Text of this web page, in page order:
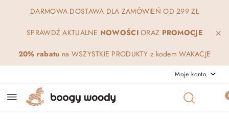
Przejdź do treści głównej
Przejdź do wyszukiwarki
Przejdź do moje konto
Przejdź do menu głównego
Przejdź do opisu produktu
Przejdź do stopki
DARMOWA DOSTAWA DLA ZAMÓWIEŃ OD 299 ZŁ
SPRAWDŹ AKTUALNE NOWOŚCIORAZ PROMOCJE
20% rabatu na WSZYSTKIE PRODUKTY z kodem WAKACJE
Moje konto